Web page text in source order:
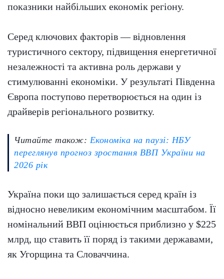
показники найбільших економік регіону.
Серед ключових факторів — відновлення
туристичного сектору, підвищення енергетичної
незалежності та активна роль держави у
стимулюванні економіки. У результаті Південна
Європа поступово перетворюється на один із
драйверів регіонального розвитку.
Читайте також: Економіка на паузі: НБУ
переглянув прогноз зростання ВВП України на
2026 рік
Україна поки що залишається серед країн із
відносно невеликим економічним масштабом. Її
номінальний ВВП оцінюється приблизно у $225
млрд, що ставить її поряд із такими державами,
як Угорщина та Словаччина.